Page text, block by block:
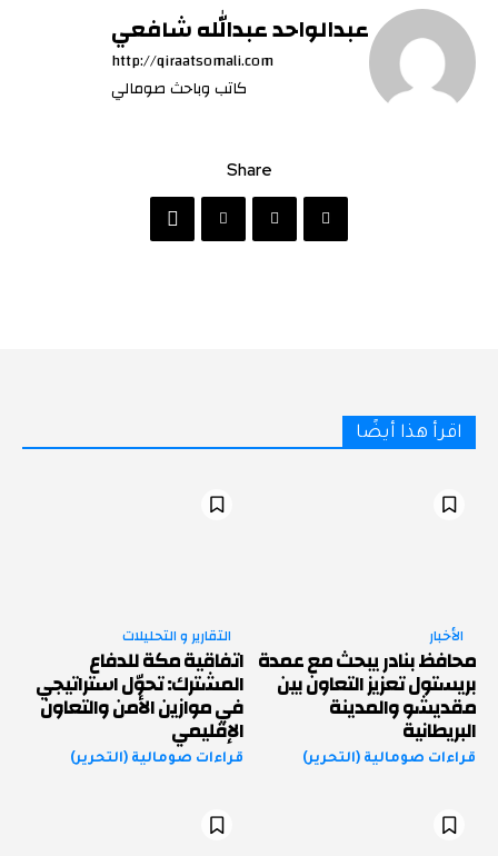
عبدالواحد عبدالله شافعي
http://qiraatsomali.com
كاتب وباحث صومالي
Share
اقرأ هذا أيضًا
الأخبار
محافظ بنادر يبحث مع عمدة
بريستول تعزيز التعاون بين
مقديشو والمدينة
البريطانية
قراءات صومالية (التحرير)
التقارير و التحليلات
اتفاقية مكة للدفاع
المشترك: تحوّل استراتيجي
في موازين الأمن والتعاون
الإقليمي
قراءات صومالية (التحرير)